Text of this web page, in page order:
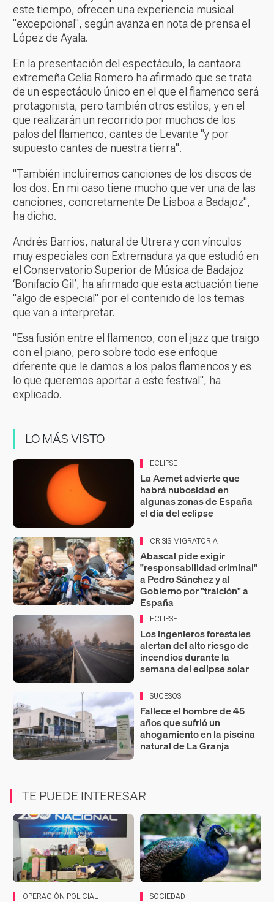
este tiempo, ofrecen una experiencia musical
"excepcional", según avanza en nota de prensa el
López de Ayala.
En la presentación del espectáculo, la cantaora
extremeña Celia Romero ha afirmado que se trata
de un espectáculo único en el que el flamenco será
protagonista, pero también otros estilos, y en el
que realizarán un recorrido por muchos de los
palos del flamenco, cantes de Levante "y por
supuesto cantes de nuestra tierra".
"También incluiremos canciones de los discos de
los dos. En mi caso tiene mucho que ver una de las
canciones, concretamente De Lisboa a Badajoz",
ha dicho.
Andrés Barrios, natural de Utrera y con vínculos
muy especiales con Extremadura ya que estudió en
el Conservatorio Superior de Música de Badajoz
‘Bonifacio Gil’, ha afirmado que esta actuación tiene
"algo de especial" por el contenido de los temas
que van a interpretar.
"Esa fusión entre el flamenco, con el jazz que traigo
con el piano, pero sobre todo ese enfoque
diferente que le damos a los palos flamencos y es
lo que queremos aportar a este festival", ha
explicado.
LO MÁS VISTO
ECLIPSE
La Aemet advierte que
habrá nubosidad en
algunas zonas de España
el día del eclipse
CRISIS MIGRATORIA
Abascal pide exigir
"responsabilidad criminal"
a Pedro Sánchez y al
Gobierno por "traición" a
España
ECLIPSE
Los ingenieros forestales
alertan del alto riesgo de
incendios durante la
semana del eclipse solar
SUCESOS
Fallece el hombre de 45
años que sufrió un
ahogamiento en la piscina
natural de La Granja
TE PUEDE INTERESAR
OPERACIÓN POLICIAL SOCIEDAD